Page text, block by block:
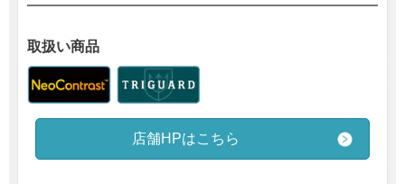
取扱い商品
店舗HPはこちら